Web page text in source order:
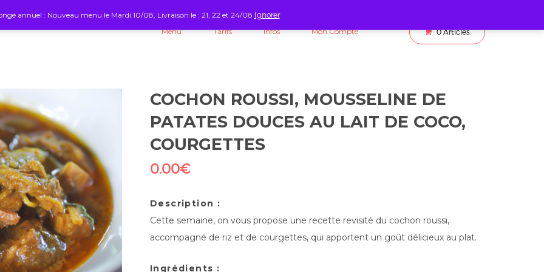
Menu Tarifs Infos Mon Compte 0 Articles
COCHON ROUSSI, MOUSSELINE DE
PATATES DOUCES AU LAIT DE COCO,
COURGETTES
0.00€
Description :
Cette semaine, on vous propose une recette revisité du cochon roussi,
accompagné de riz et de courgettes, qui apportent un goût délicieux au plat.
Ingrédients :
annuel : Nouveau menu le Mardi 10/08, Livraison le : 21, 22 et 24/08 Ignorer